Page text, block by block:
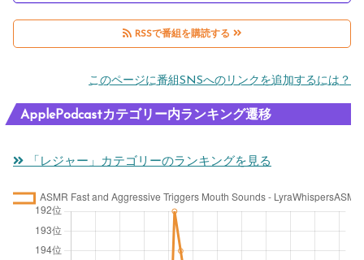
RSSで番組を購読する
このページに番組SNSへのリンクを追加するには？
ApplePodcastカテゴリー内ランキング遷移
「レジャー」カテゴリーのランキングを見る